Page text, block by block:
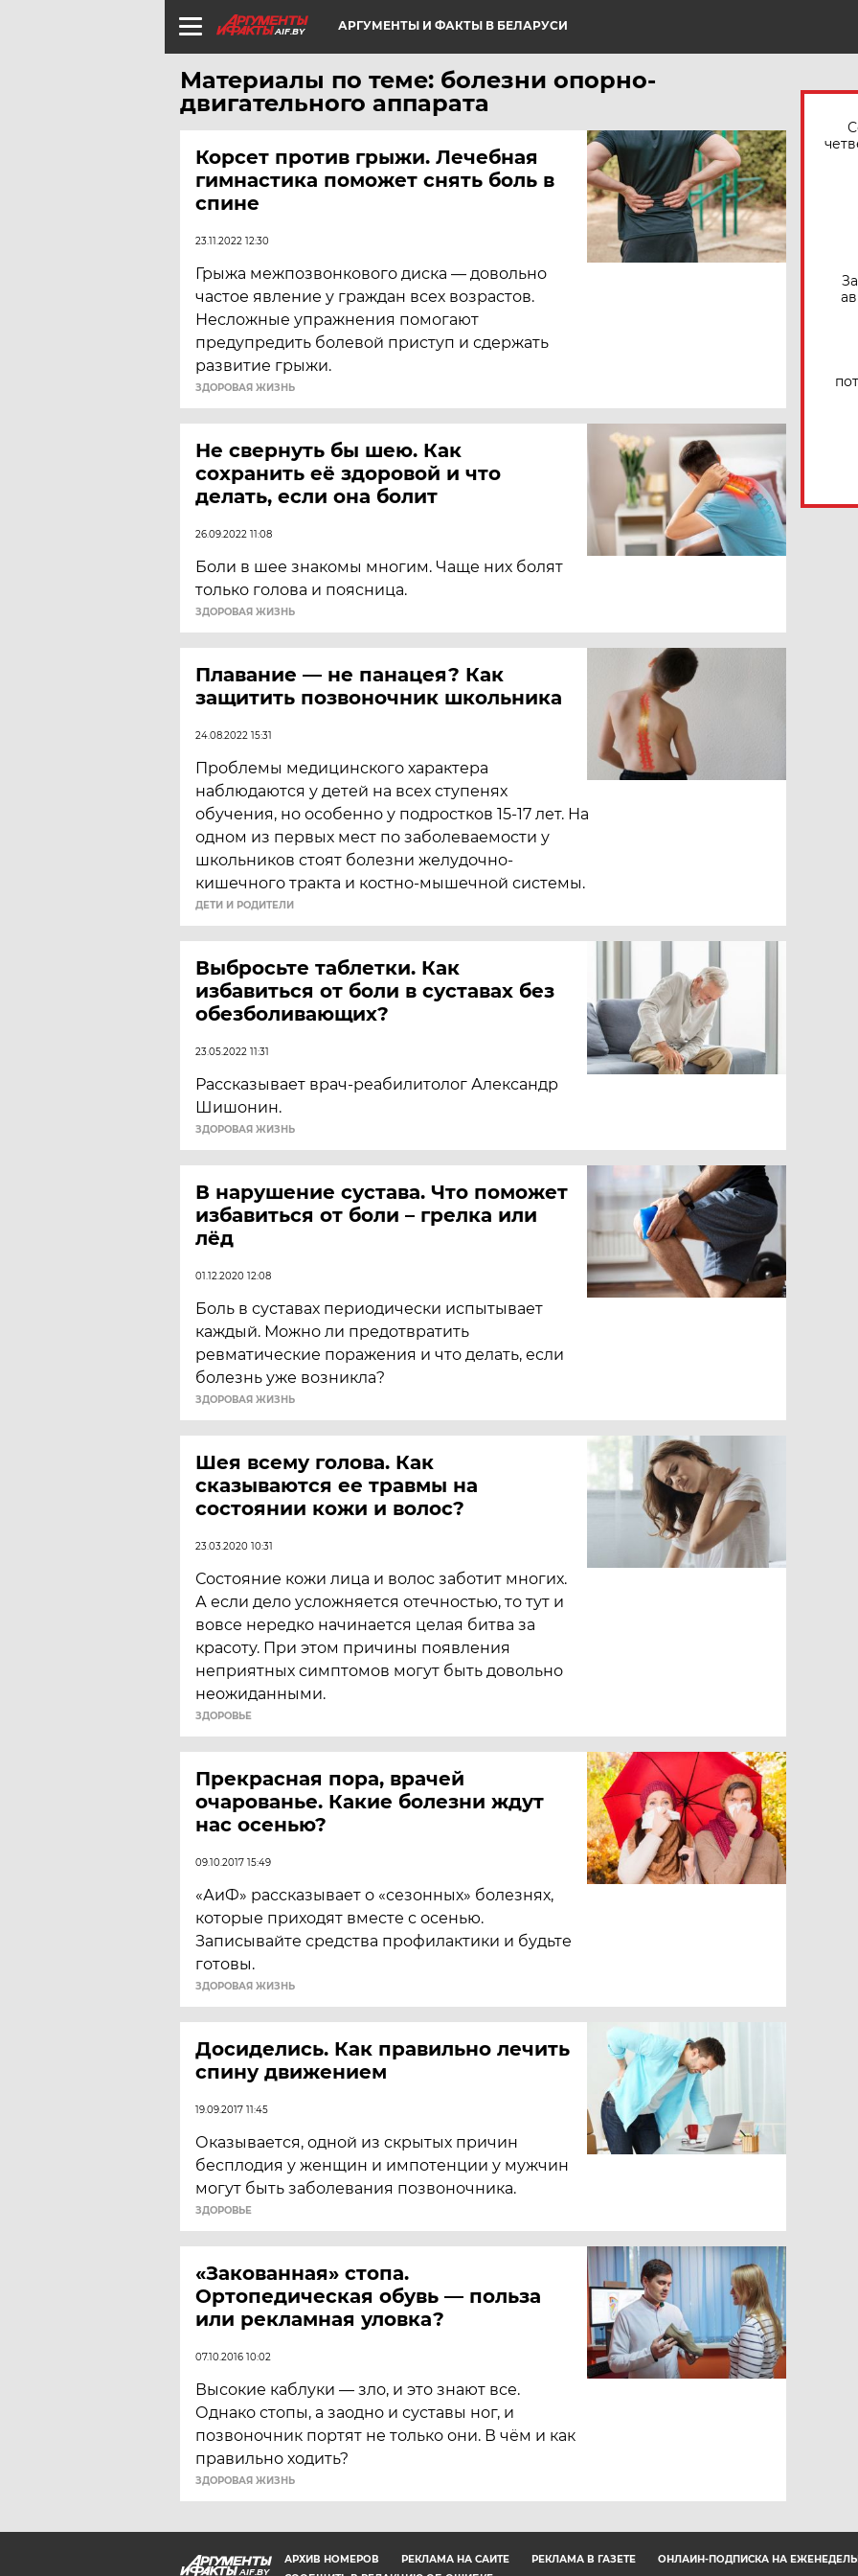
AIF.BY АРГУМЕНТЫ И ФАКТЫ В БЕЛАРУСИ
Материалы по теме: болезни опорно-
двигательного аппарата
Корсет против грыжи. Лечебная
гимнастика поможет снять боль в
спине
23.11.2022 12:30
Грыжа межпозвонкового диска — довольно
частое явление у граждан всех возрастов.
Несложные упражнения помогают
предупредить болевой приступ и сдержать
развитие грыжи.
ЗДОРОВАЯ ЖИЗНЬ
Не свернуть бы шею. Как
сохранить её здоровой и что
делать, если она болит
26.09.2022 11:08
Боли в шее знакомы многим. Чаще них болят
только голова и поясница.
ЗДОРОВАЯ ЖИЗНЬ
Плавание — не панацея? Как
защитить позвоночник школьника
24.08.2022 15:31
Проблемы медицинского характера
наблюдаются у детей на всех ступенях
обучения, но особенно у подростков 15-17 лет. На
одном из первых мест по заболеваемости у
школьников стоят болезни желудочно-
кишечного тракта и костно-мышечной системы.
ДЕТИ И РОДИТЕЛИ
Выбросьте таблетки. Как
избавиться от боли в суставах без
обезболивающих?
23.05.2022 11:31
Рассказывает врач-реабилитолог Александр
Шишонин.
ЗДОРОВАЯ ЖИЗНЬ
В нарушение сустава. Что поможет
избавиться от боли – грелка или
лёд
01.12.2020 12:08
Боль в суставах периодически испытывает
каждый. Можно ли предотвратить
ревматические поражения и что делать, если
болезнь уже возникла?
ЗДОРОВАЯ ЖИЗНЬ
Шея всему голова. Как
сказываются ее травмы на
состоянии кожи и волос?
23.03.2020 10:31
Состояние кожи лица и волос заботит многих.
А если дело усложняется отечностью, то тут и
вовсе нередко начинается целая битва за
красоту. При этом причины появления
неприятных симптомов могут быть довольно
неожиданными.
ЗДОРОВЬЕ
Прекрасная пора, врачей
очарованье. Какие болезни ждут
нас осенью?
09.10.2017 15:49
«АиФ» рассказывает о «сезонных» болезнях,
которые приходят вместе с осенью.
Записывайте средства профилактики и будьте
готовы.
ЗДОРОВАЯ ЖИЗНЬ
Досиделись. Как правильно лечить
спину движением
19.09.2017 11:45
Оказывается, одной из скрытых причин
бесплодия у женщин и импотенции у мужчин
могут быть заболевания позвоночника.
ЗДОРОВЬЕ
«Закованная» стопа.
Ортопедическая обувь — польза
или рекламная уловка?
07.10.2016 10:02
Высокие каблуки — зло, и это знают все.
Однако стопы, а заодно и суставы ног, и
позвоночник портят не только они. В чём и как
правильно ходить?
ЗДОРОВАЯ ЖИЗНЬ
AIF.BY
АРХИВ НОМЕРОВ РЕКЛАМА НА САЙТЕ РЕКЛАМА В ГАЗЕТЕ
ОНЛАЙН-ПОДПИСКА НА